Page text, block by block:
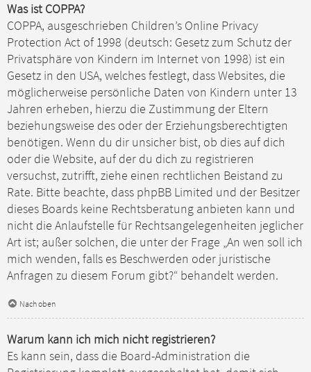
Was ist COPPA?
COPPA, ausgeschrieben Children’s Online Privacy
Protection Act of 1998 (deutsch: Gesetz zum Schutz der
Privatsphäre von Kindern im Internet von 1998) ist ein
Gesetz in den USA, welches festlegt, dass Websites, die
möglicherweise persönliche Daten von Kindern unter 13
Jahren erheben, hierzu die Zustimmung der Eltern
beziehungsweise des oder der Erziehungsberechtigten
benötigen. Wenn du dir unsicher bist, ob dies auf dich
oder die Website, auf der du dich zu registrieren
versuchst, zutrifft, ziehe einen rechtlichen Beistand zu
Rate. Bitte beachte, dass phpBB Limited und der Besitzer
dieses Boards keine Rechtsberatung anbieten kann und
nicht die Anlaufstelle für Rechtsangelegenheiten jeglicher
Art ist; außer solchen, die unter der Frage „An wen soll ich
mich wenden, falls es Beschwerden oder juristische
Anfragen zu diesem Forum gibt?“ behandelt werden.
Nach oben
Warum kann ich mich nicht registrieren?
Es kann sein, dass die Board-Administration die